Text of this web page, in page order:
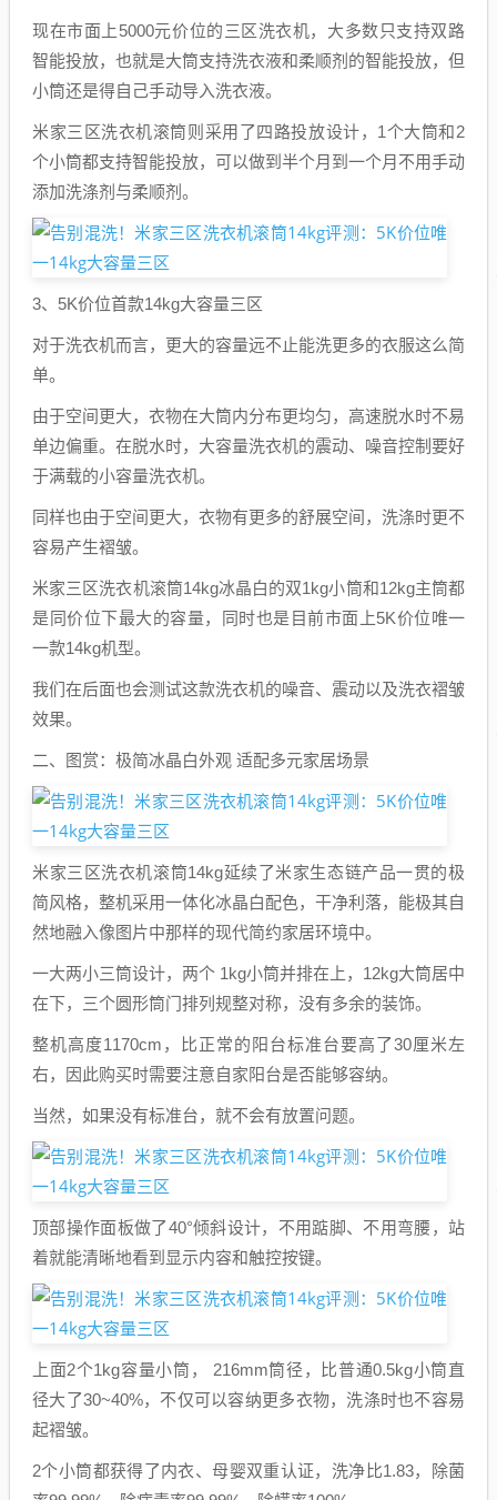
现在市面上5000元价位的三区洗衣机，大多数只支持双路
智能投放，也就是大筒支持洗衣液和柔顺剂的智能投放，但
小筒还是得自己手动导入洗衣液。
米家三区洗衣机滚筒则采用了四路投放设计，1个大筒和2
个小筒都支持智能投放，可以做到半个月到一个月不用手动
添加洗涤剂与柔顺剂。
3、5K价位首款14kg大容量三区
对于洗衣机而言，更大的容量远不止能洗更多的衣服这么简
单。
由于空间更大，衣物在大筒内分布更均匀，高速脱水时不易
单边偏重。在脱水时，大容量洗衣机的震动、噪音控制要好
于满载的小容量洗衣机。
同样也由于空间更大，衣物有更多的舒展空间，洗涤时更不
容易产生褶皱。
米家三区洗衣机滚筒14kg冰晶白的双1kg小筒和12kg主筒都
是同价位下最大的容量，同时也是目前市面上5K价位唯一
一款14kg机型。
我们在后面也会测试这款洗衣机的噪音、震动以及洗衣褶皱
效果。
二、图赏：极简冰晶白外观 适配多元家居场景
米家三区洗衣机滚筒14kg延续了米家生态链产品一贯的极
简风格，整机采用一体化冰晶白配色，干净利落，能极其自
然地融入像图片中那样的现代简约家居环境中。
一大两小三筒设计，两个 1kg小筒并排在上，12kg大筒居中
在下，三个圆形筒门排列规整对称，没有多余的装饰。
整机高度1170cm，比正常的阳台标准台要高了30厘米左
右，因此购买时需要注意自家阳台是否能够容纳。
当然，如果没有标准台，就不会有放置问题。
顶部操作面板做了40°倾斜设计，不用踮脚、不用弯腰，站
着就能清晰地看到显示内容和触控按键。
上面2个1kg容量小筒， 216mm筒径，比普通0.5kg小筒直
径大了30~40%，不仅可以容纳更多衣物，洗涤时也不容易
起褶皱。
2个小筒都获得了内衣、母婴双重认证，洗净比1.83，除菌